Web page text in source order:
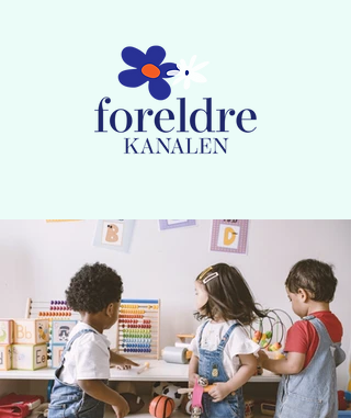
Medlemskap
Lag ny bruker / Logg inn